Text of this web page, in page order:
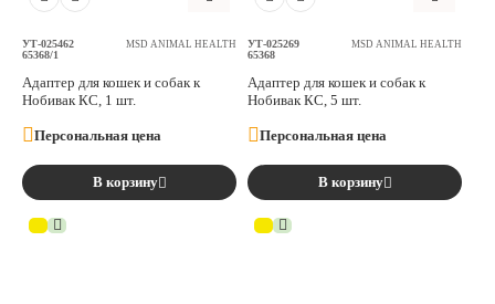
УТ-025462
65368/1
MSD ANIMAL HEALTH
Адаптер для кошек и собак к
Нобивак КС, 1 шт.
Персональная цена
В корзину
УТ-025269
65368
MSD ANIMAL HEALTH
Адаптер для кошек и собак к
Нобивак КС, 5 шт.
Персональная цена
В корзину